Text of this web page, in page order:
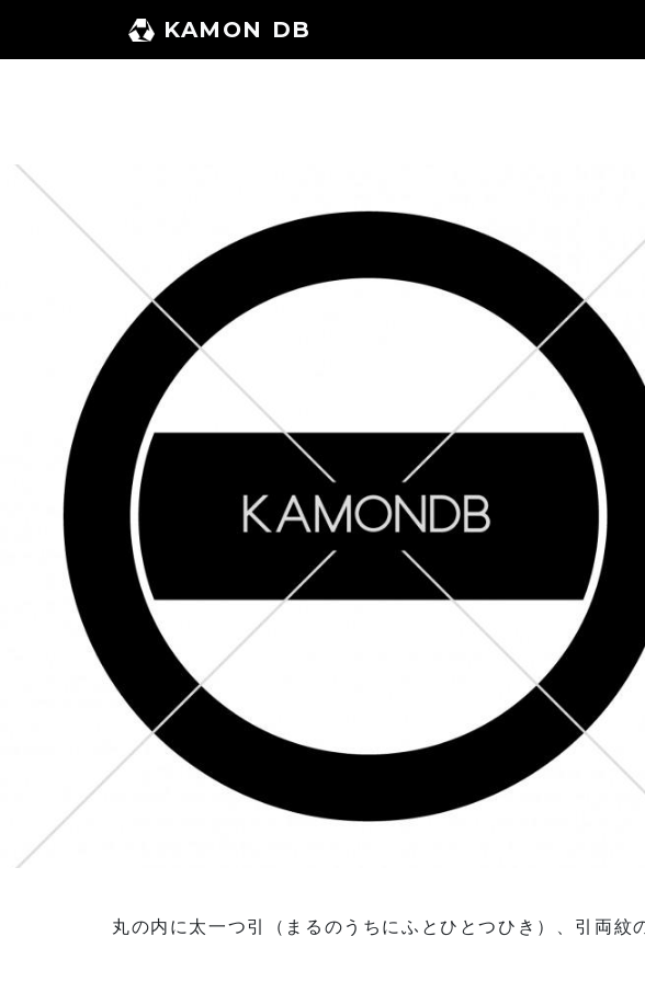
へ
KAMON DB
丸の内に太一つ引（まるのうちにふとひとつひき）、引両紋